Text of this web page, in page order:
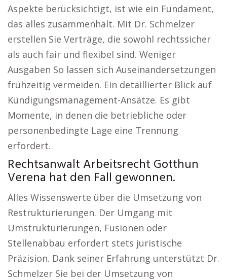
Aspekte berücksichtigt, ist wie ein Fundament,
das alles zusammenhält. Mit Dr. Schmelzer
erstellen Sie Verträge, die sowohl rechtssicher
als auch fair und flexibel sind. Weniger
Ausgaben So lassen sich Auseinandersetzungen
frühzeitig vermeiden. Ein detaillierter Blick auf
Kündigungsmanagement-Ansätze. Es gibt
Momente, in denen die betriebliche oder
personenbedingte Lage eine Trennung
erfordert.
Rechtsanwalt Arbeitsrecht Gotthun
Verena hat den Fall gewonnen.
Alles Wissenswerte über die Umsetzung von
Restrukturierungen. Der Umgang mit
Umstrukturierungen, Fusionen oder
Stellenabbau erfordert stets juristische
Präzision. Dank seiner Erfahrung unterstützt Dr.
Schmelzer Sie bei der Umsetzung von